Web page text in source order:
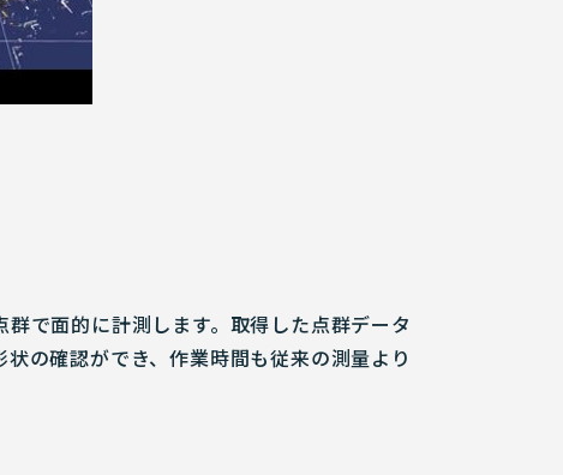
で面的に計測します。取得した点群データ
の確認ができ、作業時間も従来の測量より